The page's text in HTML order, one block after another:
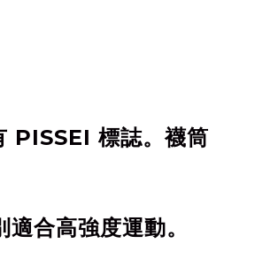
PISSEI 標誌。襪筒
合高強度運動。